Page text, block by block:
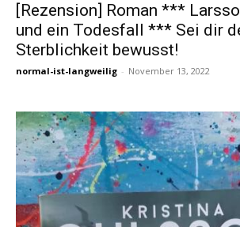
[Rezension] Roman ***
und ein Todesfall *** Sei dir
Sterblichkeit bewusst!
normal-ist-langweilig - November 13, 2022